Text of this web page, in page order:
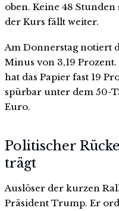
oben. Keine 48
der Kurs fällt weiter.
Am Donnerstag notiert
Minus von 3,19
hat das Papier fast 19
spürbar unter dem 50-
Euro.
Politischer
trägt
Auslöser der kurzen
Präsident Trump. Er